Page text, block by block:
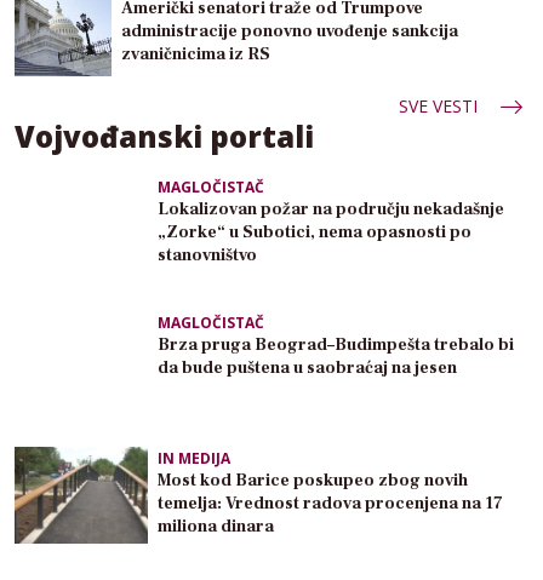
Američki senatori traže od Trumpove
administracije ponovno uvođenje sankcija
zvaničnicima iz RS
SVE VESTI
Vojvođanski portali
MAGLOČISTAČ
Lokalizovan požar na području nekadašnje
„Zorke“ u Subotici, nema opasnosti po
stanovništvo
MAGLOČISTAČ
Brza pruga Beograd–Budimpešta trebalo bi
da bude puštena u saobraćaj na jesen
IN MEDIJA
Most kod Barice poskupeo zbog novih
temelja: Vrednost radova procenjena na 17
miliona dinara